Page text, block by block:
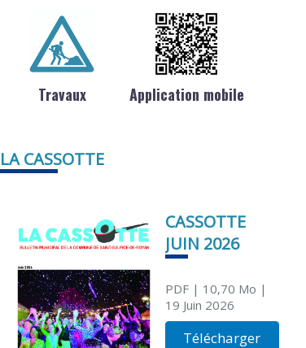
Travaux Application mobile
LA CASSOTTE
CASSOTTE
JUIN 2026
PDF| 10,70 Mo |
19 Juin 2026
Télécharger